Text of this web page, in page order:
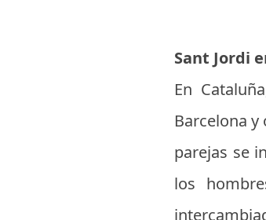
Sant Jordi
En
Barcelona
parejas se
los